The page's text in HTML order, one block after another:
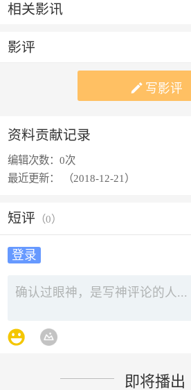
相关影讯
影评
 写影评
资料贡献记录
编辑次数：0次
最近更新：
（2018-12-21）
短评 （0）
登录
即将播出